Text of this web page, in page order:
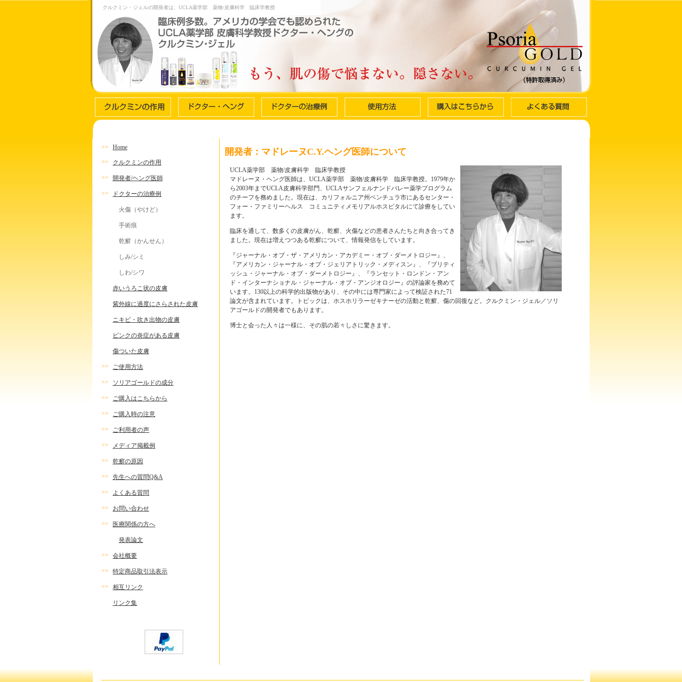
クルクミン・ジェルの開発者は、UCLA薬学部 薬物/皮膚科学 臨床学教授
>> Home
>> クルクミンの作用
>> 開発者/ヘング医師
>> ドクターの治療例
火傷（やけど）
手術痕
乾癬（かんせん）
しみ/シミ
しわ/シワ
赤いうろこ状の皮膚
紫外線に過度にさらされた皮膚
ニキビ・吹き出物の皮膚
ピンクの炎症がある皮膚
傷ついた皮膚
>> ご使用方法
>> ソリアゴールドの成分
>> ご購入はこちらから
>> ご購入時の注意
>> ご利用者の声
>> メディア掲載例
>> 乾癬の原因
>> 先生への質問Q&A
>> よくある質問
>> お問い合わせ
>> 医療関係の方へ
発表論文
>> 会社概要
>> 特定商品取引法表示
>> 相互リンク
リンク集
開発者：マドレーヌC.Y.ヘング医師について
UCLA薬学部 薬物/皮膚科学 臨床学教授
マドレーヌ・ヘング医師は、UCLA薬学部 薬物/皮膚科学 臨床学教授。1979年か
ら2003年までUCLA皮膚科学部門、UCLAサンフェルナンドバレー薬学プログラム
のチーフを務めました。現在は、カリフォルニア州ベンチュラ市にあるセンター・
フォー・ファミリーヘルス コミュニティメモリアルホスピタルにて診療をしてい
ます。
臨床を通して、数多くの皮膚がん、乾癬、火傷などの患者さんたちと向き合ってき
ました。現在は増えつつある乾癬について、情報発信をしています。
『ジャーナル・オブ・ザ・アメリカン・アカデミー・オブ・ダーメトロジー』、
『アメリカン・ジャーナル・オブ・ジェリアトリック・メディスン』、『ブリティ
ッシュ・ジャーナル・オブ・ダーメトロジー』、『ランセット・ロンドン・アン
ド・インターナショナル・ジャーナル・オブ・アンジオロジー』の評論家を務めて
います。130以上の科学的出版物があり、その中には専門家によって検証された71
論文が含まれています。トピックは、ホスホリラーゼキナーゼの活動と乾癬、傷の回復など。クルクミン・ジェル／ソリ
アゴールドの開発者でもあります。
博士と会った人々は一様に、その肌の若々しさに驚きます。